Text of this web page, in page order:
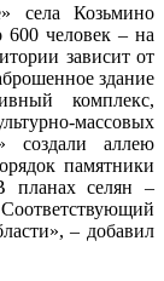
села Козьмино
человек – на
зависит от
здание
комплекс,
массовых
создали аллею
памятники
планах селян –
– добавил